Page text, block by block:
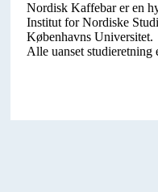
Nordisk Kaffebar er en
Institut for Nordiske
Københavns Universitet.
Alle uanset studieretning